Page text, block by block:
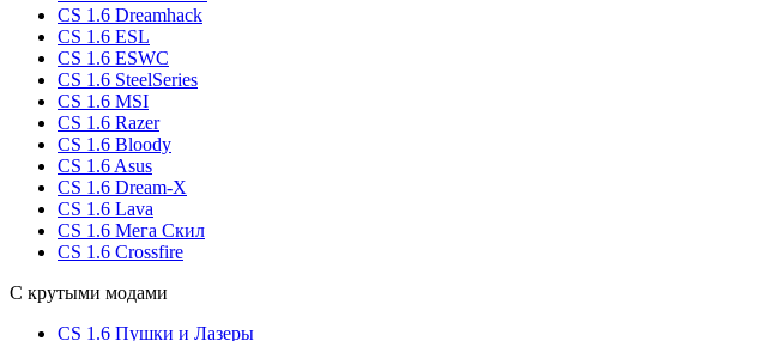
CS 1.6 Dreamhack
CS 1.6 ESL
CS 1.6 ESWC
CS 1.6 SteelSeries
CS 1.6 MSI
CS 1.6 Razer
CS 1.6 Bloody
CS 1.6 Asus
CS 1.6 Dream-X
CS 1.6 Lava
CS 1.6 Мега Скил
CS 1.6 Crossfire
С крутыми модами
CS 1.6 Пушки и Лазеры